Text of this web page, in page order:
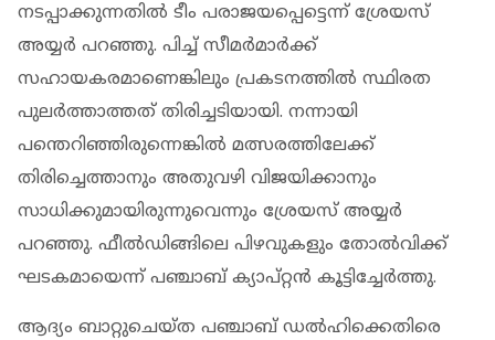
നടപ്പാക്കുന്നതില്‍ ടീം പരാജയപ്പെട്ടെന്ന് ശ്രേയസ്
അയ്യര്‍ പറഞ്ഞു. പിച്ച് സീമര്‍മാര്‍ക്ക്
സഹായകരമാണെങ്കിലും പ്രകടനത്തില്‍ സ്ഥിരത
പുലര്‍ത്താത്തത് തിരിച്ചടിയായി. നന്നായി
പന്തെറിഞ്ഞിരുന്നെങ്കില്‍ മത്സരത്തിലേക്ക്
തിരിച്ചെത്താനും അതുവഴി വിജയിക്കാനും
സാധിക്കുമായിരുന്നുവെന്നും ശ്രേയസ് അയ്യര്‍
പറഞ്ഞു. ഫീല്‍ഡിങ്ങിലെ പിഴവുകളും തോല്‍വിക്ക്
ഘടകമായെന്ന് പഞ്ചാബ് ക്യാപ്റ്റന്‍ കൂട്ടിച്ചേര്‍ത്തു.
ആദ്യം ബാറ്റുചെയ്ത പഞ്ചാബ് ഡല്‍ഹിക്കെതിരെ